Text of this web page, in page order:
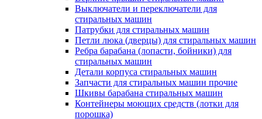
Выключатели и переключатели для
стиральных машин
Патрубки для стиральных машин
Петли люка (дверцы) для стиральных машин
Ребра барабана (лопасти, бойники) для
стиральных машин
Детали корпуса стиральных машин
Запчасти для стиральных машин прочие
Шкивы барабана стиральных машин
Контейнеры моющих средств (лотки для
порошка)